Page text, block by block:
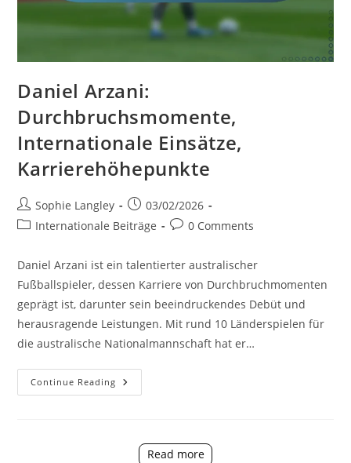
Daniel Arzani:
Durchbruchsmomente,
Internationale Einsätze,
Karrierehöhepunkte
Post
author:
Sophie Langley
Post
published:
03/02/2026
PostInternationale Beiträge
Post0 Comments
Daniel Arzani ist ein talentierter australischer
Fußballspieler, dessen Karriere von Durchbruchmomenten
geprägt ist, darunter sein beeindruckendes Debüt und
herausragende Leistungen. Mit rund 10 Länderspielen für
die australische Nationalmannschaft hat er…
Continue Reading Daniel
Arzani:
Read more